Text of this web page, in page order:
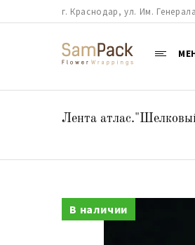
г. Краснодар, ул. Им.
Лента
В наличии